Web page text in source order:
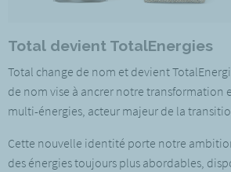
Total devient TotalEnergies
Total change de nom et devient
de nom vise à ancrer notre transformation
multi-énergies, acteur majeur de la
Cette nouvelle identité porte notre
des énergies toujours plus abordables,